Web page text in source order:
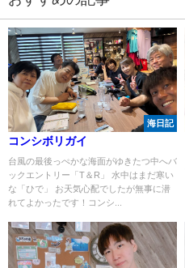
海日記
コンシボリガイ
台風の最後っぺかな海面がゆきたつ中へバ
ックエントリー「T＆R」 水中はまだ寒い
な「ひで」 お天気心配でしたが無事に潜
れてよかったです！コンシ...